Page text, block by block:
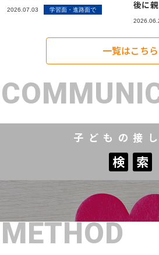
2026.07.03 学習面・進路面で
後に
一覧はこちら
子どもの接
検 索
検 索
METHOD